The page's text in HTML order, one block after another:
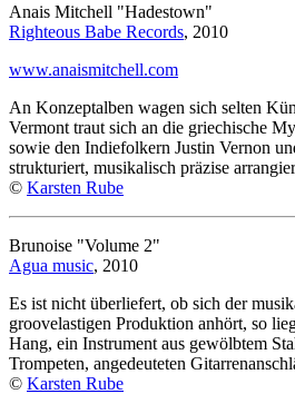
Anais Mitchell "Hadestown"
Righteous Babe Records, 2010
www.anaismitchell.com
An Konzeptalben wagen sich selten
Vermont traut sich an die griechische
sowie den Indiefolkern Justin Vernon
strukturiert, musikalisch präzise
© Karsten Rube
Brunoise "Volume 2"
Agua music, 2010
Es ist nicht überliefert, ob sich der
groovelastigen Produktion anhört, so
Hang, ein Instrument aus gewölbtem
Trompeten, angedeuteten
© Karsten Rube